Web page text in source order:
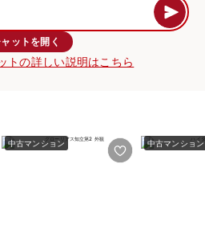
ットを開く
トの詳しい説明はこちら
中古マンション 中古マンション